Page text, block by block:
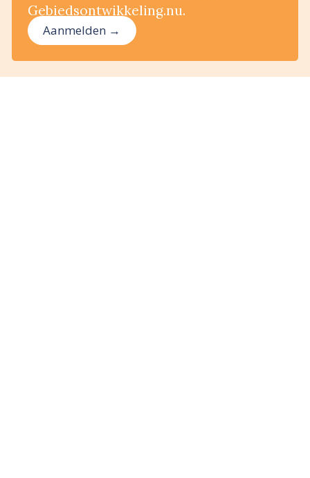
Gebiedsontwikkeling.nu.
Aanmelden →